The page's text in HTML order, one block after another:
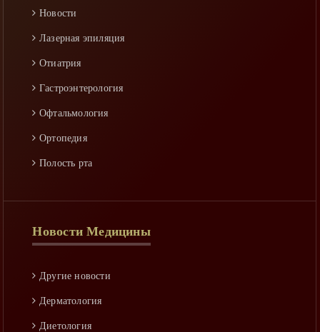
Новости
Лазерная эпиляция
Отиатрия
Гастроэнтерология
Офтальмология
Ортопедия
Полость рта
Ринология
Новости Медицины
Другие новости
Дерматология
Диетология